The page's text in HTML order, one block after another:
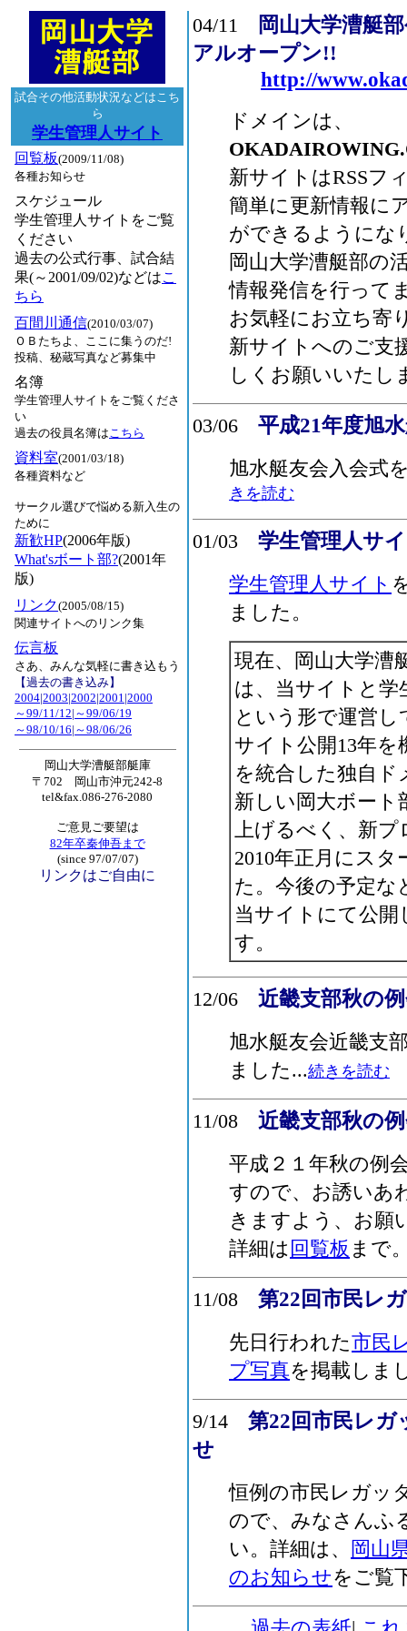
試合その他活動状況などはこち
ら
学生管理人サイト
回覧板(2009/11/08)
各種お知らせ
スケジュール
学生管理人サイトをご覧
ください
過去の公式行事、試合結
果(～2001/09/02)などはこ
ちら
百間川通信(2010/03/07)
ＯＢたちよ、ここに集うのだ!
投稿、秘蔵写真など募集中
名簿
学生管理人サイトをご覧くださ
い
過去の役員名簿はこちら
資料室(2001/03/18)
各種資料など
サークル選びで悩める新入生の
ために
新歓HP(2006年版)
What'sボート部?(2001年
版)
リンク(2005/08/15)
関連サイトへのリンク集
伝言板
さあ、みんな気軽に書き込もう
【過去の書き込み】
2004|2003|2002|2001|2000
～99/11/12| ～99/06/19
～98/10/16| ～98/06/26
岡山大学漕艇部艇庫
〒702 岡山市沖元242-8
tel&fax.086-276-2080
ご意見ご要望は
82年卒秦伸吾まで
(since 97/07/07)
リンクはご自由に
04/11
岡山大学漕艇
アルオープン!!
http://
ドメインは、
新サイトはRSSフ
簡単に更新情報に
ができるようにな
岡山大学漕艇部の
情報発信を行って
お気軽にお立ち寄
新サイトへのご支
しくお願いいたし
03/06 平成21年度旭
旭水艇友会入会式
きを読む
01/03 学生管理人サ
学生管理人サイト
ました。
現在、岡山大学漕
は、当サイトと学
という形で運営し
サイト公開13年を
を統合した独自
新しい岡大ボート
上げるべく、新プ
2010年正月にス
た。今後の予定な
当サイトにて公
す。
12/06 近畿支部秋の
旭水艇友会近畿支
ました...続きを読む
11/08 近畿支部秋の
平成２１年秋の例
すので、お誘いあ
きますよう、お願
詳細は 回覧板 まで
11/08 第22回市民レ
先日行われた市民
プ写真を掲載しま
9/14 第22回市民レガ
せ
恒例の市民レガッ
ので、みなさんふ
い。詳細は、
岡山
のお知らせをご覧